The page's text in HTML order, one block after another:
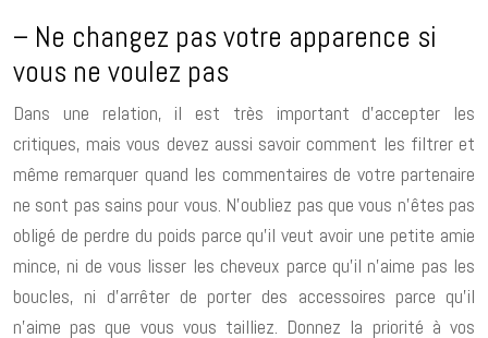
– Ne changez pas votre apparence si
vous ne voulez pas
Dans une relation, il est très important d’accepter les
critiques, mais vous devez aussi savoir comment les filtrer et
même remarquer quand les commentaires de votre partenaire
ne sont pas sains pour vous. N’oubliez pas que vous n’êtes pas
obligé de perdre du poids parce qu’il veut avoir une petite amie
mince, ni de vous lisser les cheveux parce qu’il n’aime pas les
boucles, ni d’arrêter de porter des accessoires parce qu’il
n’aime pas que vous vous tailliez. Donnez la priorité à vos